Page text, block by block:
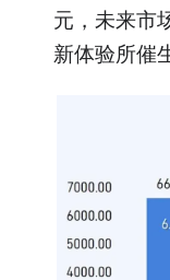
元，未来市
新体验所催